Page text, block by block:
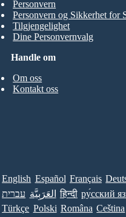
Handle om
Om oss
Kontakt oss
Personvern
Personvern og Sikkerhet for
Tilgjengelighet
Dine Personvernvalg
English Español Français
עברית العَرَبِيَّة हिन्दी ру́сский
Türkçe Polski Româna Ceština